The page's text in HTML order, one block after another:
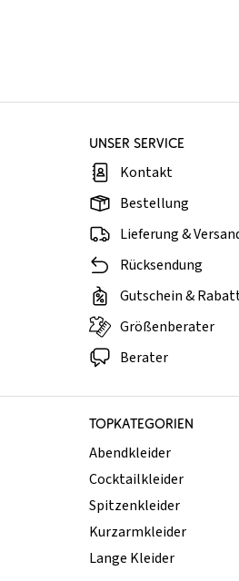
UNSER SERVICE
Kontakt
Bestellung
Lieferung &
Rücksendung
Gutschein &
Größenberater
Berater
TOPKATEGORIEN
Abendkleider
Cocktailkleider
Spitzenkleider
Kurzarmkleider
Lange Kleider